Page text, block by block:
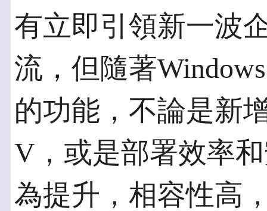
有立即引領新一波
流，但隨著
的功能，不論是新
V，或是部署效率
為提升，相容性高